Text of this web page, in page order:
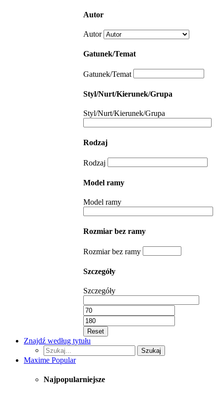
Autor
Autor
Gatunek/Temat
Gatunek/Temat
Styl/Nurt/Kierunek/Grupa
Styl/Nurt/Kierunek/Grupa
Rodzaj
Rodzaj
Model ramy
Model ramy
Rozmiar bez ramy
Rozmiar bez ramy
Szczegóły
Szczegóły
Reset
Znajdź według tytułu
Szukaj...
Szukaj
Maxime Popular
Najpopularniejsze